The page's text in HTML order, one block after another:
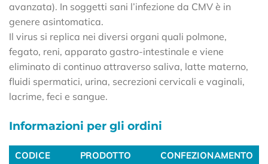
avanzata). In soggetti sani l’infezione da CMV è in
genere asintomatica.
Il virus si replica nei diversi organi quali polmone,
fegato, reni, apparato gastro-intestinale e viene
eliminato di continuo attraverso saliva, latte materno,
fluidi spermatici, urina, secrezioni cervicali e vaginali,
lacrime, feci e sangue.
Informazioni per gli ordini
CODICE PRODOTTO
CONFEZIONAMENTO